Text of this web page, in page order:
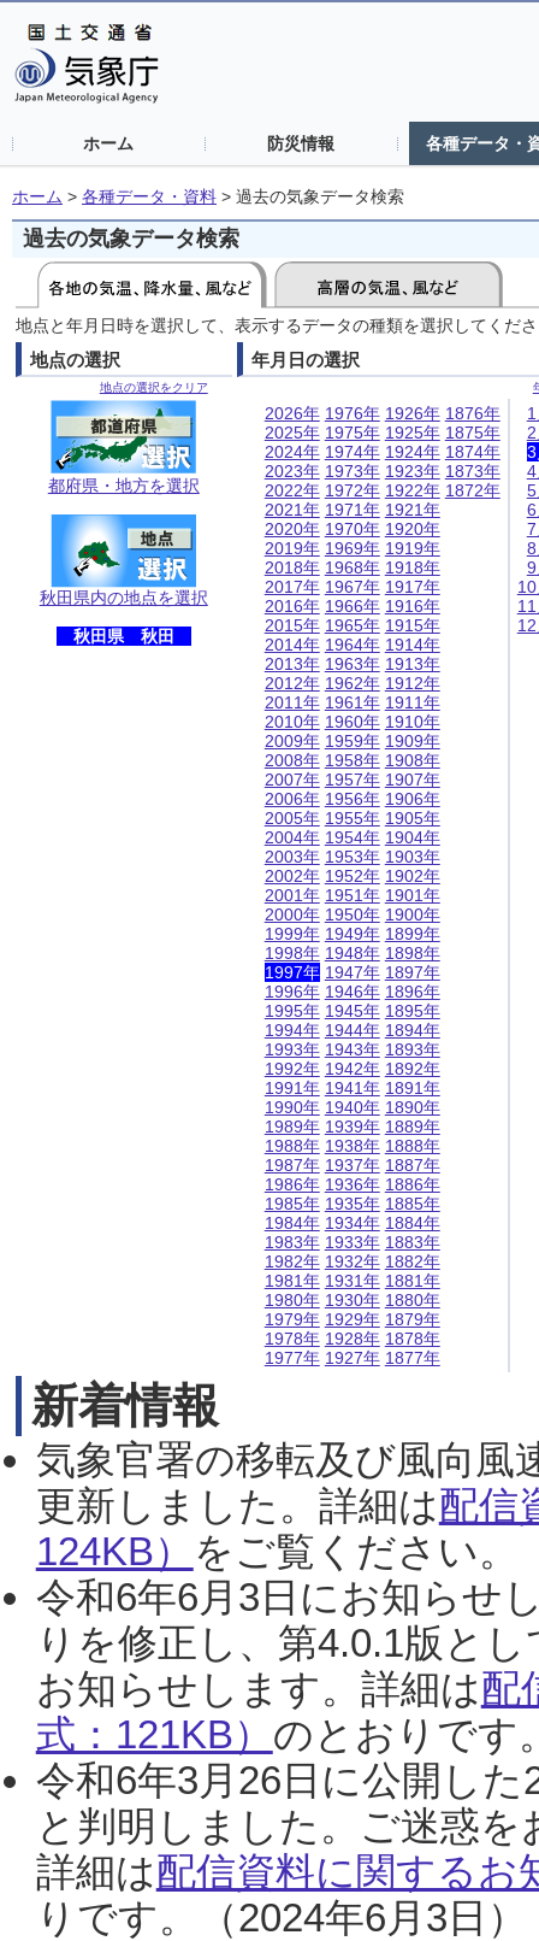
ホーム 防災情報 各種データ・
ホーム > 各種データ・資料 > 過去の気象データ検索
過去の気象データ検索
地点と年月日時を選択して、表示するデータの種類を選択してくだ
地点の選択
地点の選択をクリア
都府県・地方を選択
秋田県内の地点を選択
秋田県 秋田
年月日の選択
2026年
2025年
2024年
2023年
2022年
2021年
2020年
2019年
2018年
2017年
2016年
2015年
2014年
2013年
2012年
2011年
2010年
2009年
2008年
2007年
2006年
2005年
2004年
2003年
2002年
2001年
2000年
1999年
1998年
1997年
1996年
1995年
1994年
1993年
1992年
1991年
1990年
1989年
1988年
1987年
1986年
1985年
1984年
1983年
1982年
1981年
1980年
1979年
1978年
1977年
1976年
1975年
1974年
1973年
1972年
1971年
1970年
1969年
1968年
1967年
1966年
1965年
1964年
1963年
1962年
1961年
1960年
1959年
1958年
1957年
1956年
1955年
1954年
1953年
1952年
1951年
1950年
1949年
1948年
1947年
1946年
1945年
1944年
1943年
1942年
1941年
1940年
1939年
1938年
1937年
1936年
1935年
1934年
1933年
1932年
1931年
1930年
1929年
1928年
1927年
1926年
1925年
1924年
1923年
1922年
1921年
1920年
1919年
1918年
1917年
1916年
1915年
1914年
1913年
1912年
1911年
1910年
1909年
1908年
1907年
1906年
1905年
1904年
1903年
1902年
1901年
1900年
1899年
1898年
1897年
1896年
1895年
1894年
1893年
1892年
1891年
1890年
1889年
1888年
1887年
1886年
1885年
1884年
1883年
1882年
1881年
1880年
1879年
1878年
1877年
1876年
1875年
1874年
1873年
1872年
新着情報
気象官署の移転及び風向風
更新しました。詳細は配信
124KB） をご覧ください。
令和6年6月3日にお知らせ
りを修正し、第4.0.1版と
お知らせします。詳細は配
式：121KB） のとおりです
令和6年3月26日に公開し
と判明しました。ご迷惑
詳細は配信資料に関するお
りです。（2024年6月3日）